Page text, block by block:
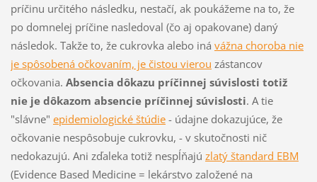
príčinu určitého následku, nestačí, ak poukážeme na to, že
po domnelej príčine nasledoval (čo aj opakovane) daný
následok. Takže to, že cukrovka alebo iná vážna choroba nie
je spôsobená očkovaním, je čistou vierou zástancov
očkovania. Absencia dôkazu príčinnej súvislosti totiž
nie je dôkazom absencie príčinnej súvislosti. A tie
"slávne" epidemiologické štúdie- údajne dokazujúce, že
očkovanie nespôsobuje cukrovku, - v skutočnosti nič
nedokazujú. Ani zďaleka totiž nespĺňajú zlatý štandard EBM
(Evidence Based Medicine = lekárstvo založené na